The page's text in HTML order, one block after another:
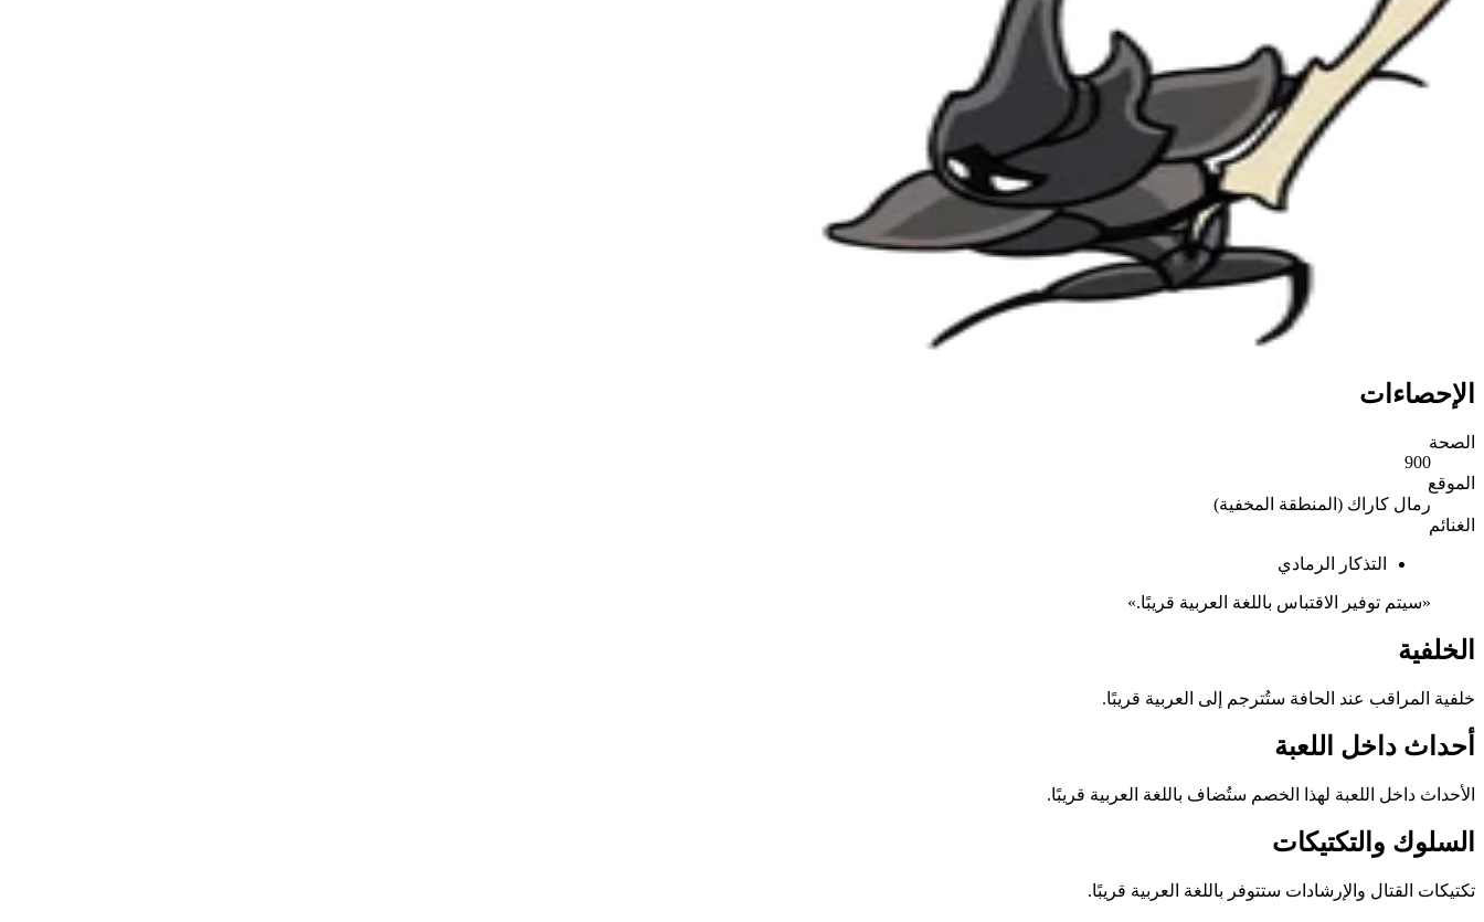
الإحصاءات
الصحة
900
الموقع
رمال كاراك (المنطقة المخفية)
الغنائم
التذكار الرمادي
«سيتم توفير الاقتباس باللغة العربية قريبًا.»
الخلفية
خلفية المراقب عند الحافة ستُترجم إلى العربية قريبًا.
أحداث داخل اللعبة
الأحداث داخل اللعبة لهذا الخصم ستُضاف باللغة العربية قريبًا.
السلوك والتكتيكات
تكتيكات القتال والإرشادات ستتوفر باللغة العربية قريبًا.